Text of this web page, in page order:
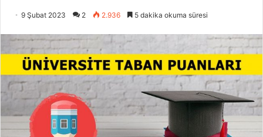
9 Şubat 2023 2 2.936 5 dakika okuma süresi